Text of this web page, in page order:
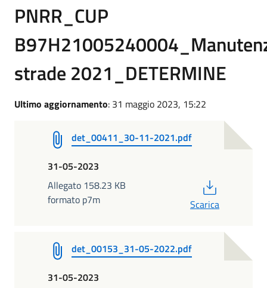
PNRR_CUP
strade 2021_DETERMINE
Ultimo aggiornamento: 31 maggio 2023, 15:22
det_00411_30-11-2021.pdf
31-05-2023
Allegato 158.23 KB
formato p7m
Scarica
det_00153_31-05-2022.pdf
31-05-2023